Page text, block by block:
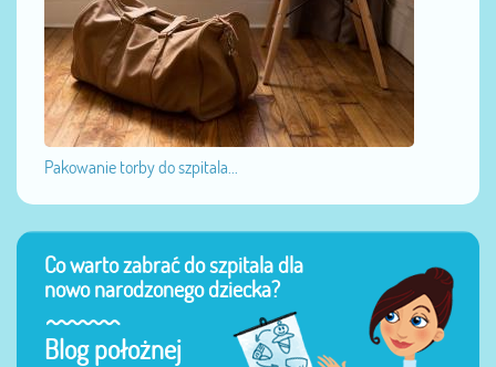
Pakowanie torby do szpitala...
Co warto zabrać do szpitala dla
nowo narodzonego dziecka?
Blog położnej